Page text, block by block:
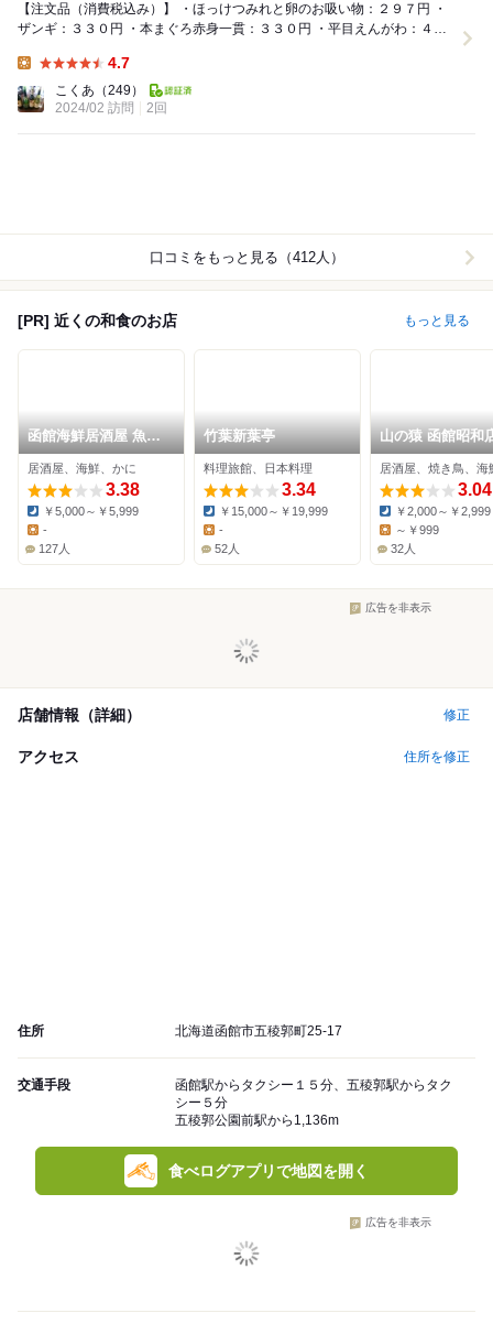
【注文品（消費税込み）】 ・ほっけつみれと卵のお吸い物：２９７円 ・
ザンギ：３３０円 ・本まぐろ赤身一貫：３３０円 ・平目えんがわ：４１
4.7
こくあ （249）
2024/02 訪問
2回
口コミをもっと見る（412人）
[PR] 近くの和食のお店 もっと見る
函館海鮮居酒屋 魚ま
さ 五稜郭総本店
居酒屋、海鮮、かに
3.38
Dinner:
￥5,000～￥5,999
-
127人
竹葉新葉亭
料理旅館、日本料理
3.34
Dinner:
￥15,000～￥19,999
Lunch:
-
52人
山の猿 函館昭和
居酒屋、焼き鳥、海
3.04
Dinner:
￥2,000～￥2,999
Lunch:
～￥999
32人
広告を非表示
店舗情報（詳細） 修正
アクセス 住所を修正
住所 北海道函館市五稜郭町25-17
交通手段
函館駅からタクシー１５分、五稜郭駅からタク
シー５分
五稜郭公園前駅から1,136m
食べログアプリで地図を開く
広告を非表示